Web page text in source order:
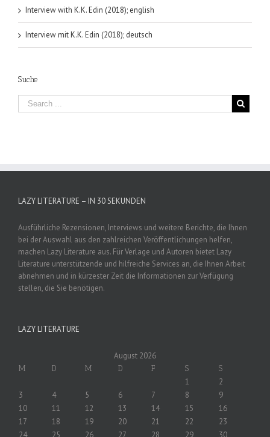
Interview with K.K. Edin (2018); english
Interview mit K.K. Edin (2018); deutsch
Suche
LAZY LITERATURE – IN 30 SEKUNDEN
Ausführliche Rezensionen, Interviews und weitere Berichte, die Ihnen
bei der Auswahl aus den zahlreichen Veröffentlichungen helfen,
machen Lazy Literature aus. Für Verlage und Autoren bietet Lazy
Literature unterstützende und hilfreiche Services an, die Ihnen Arbeit
abnehmen und in kürzester Zeit die Informationen zur Verfügung
stellen, die Sie benötigen.
LAZY LITERATURE
August 2026
M D M D F S S
1
2
3
4 5 6 7 8
9
10
11 12 13 14 15
16
17
18 19 20 21 22
23
24
25 26 27 28 29 30